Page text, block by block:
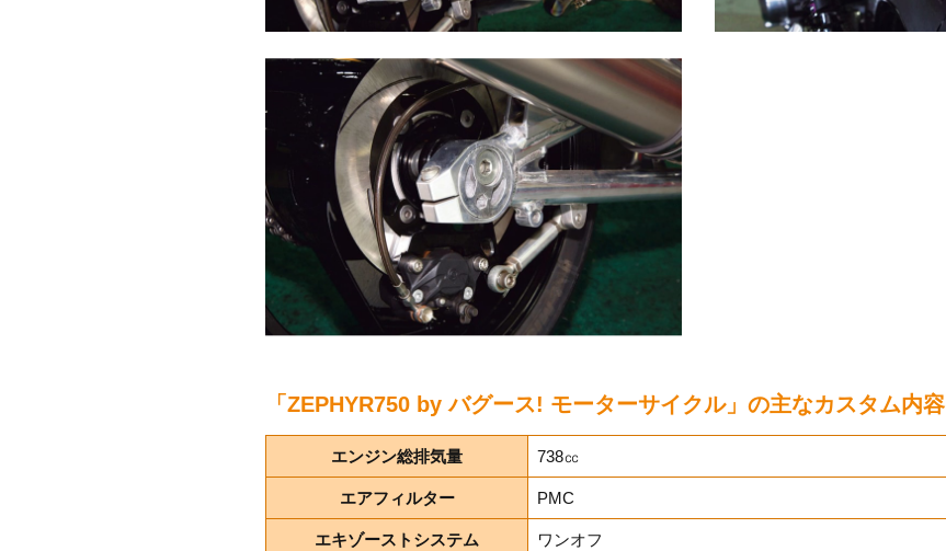
「ZEPHYR750 by バグース! モーターサイクル」の主なカスタム内容
エンジン総排気量 738㏄
エアフィルター PMC
エキゾーストシステム ワンオフ